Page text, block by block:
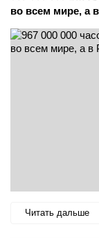
во всем мире, а
Читать дальше